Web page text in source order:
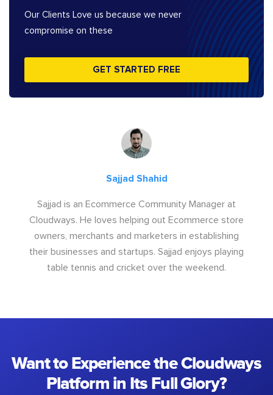
Our Clients Love us because we never
compromise on these
GET STARTED FREE
Sajjad Shahid
Sajjad is an Ecommerce Community Manager at
Cloudways. He loves helping out Ecommerce store
owners, merchants and marketers in establishing
their businesses and startups. Sajjad enjoys playing
table tennis and cricket over the weekend.
Want to Experience the Cloudways
Platform in Its Full Glory?